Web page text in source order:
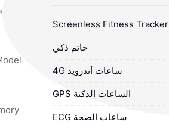
:
:
Screenless Fitness Tracker
خاتم ذكي
ساعات أندرويد 4G
الساعات الذكية GPS
ساعات الصحة ECG